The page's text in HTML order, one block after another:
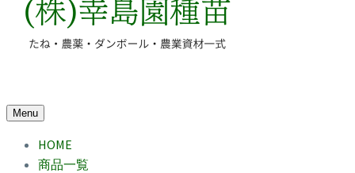
Menu
HOME
商品一覧